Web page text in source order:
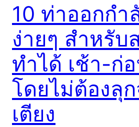
10 ท่าออกกำ
ง่ายๆ สำหรับ
ทำได้ เช้า-ก่
โดยไม่ต้องลุ
เตียง